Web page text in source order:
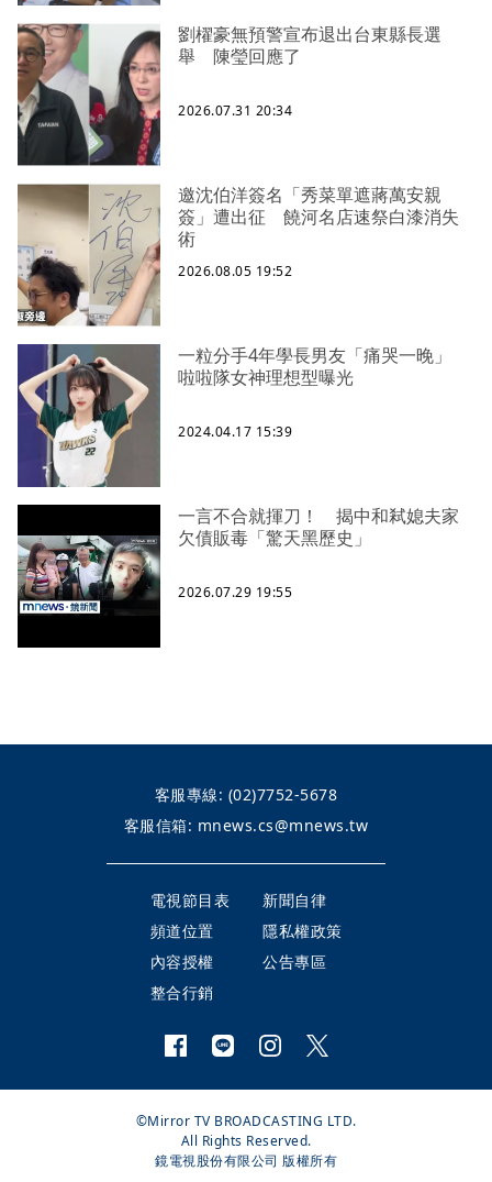
劉櫂豪無預警宣布退出台東縣長選
舉 陳瑩回應了
2026.07.31 20:34
邀沈伯洋簽名「秀菜單遮蔣萬安親
簽」遭出征 饒河名店速祭白漆消失
術
2026.08.05 19:52
一粒分手4年學長男友「痛哭一晚」
啦啦隊女神理想型曝光
2024.04.17 15:39
一言不合就揮刀！ 揭中和弒媳夫家
欠債販毒「驚天黑歷史」
2026.07.29 19:55
客服專線: (02)7752-5678
客服信箱: mnews.cs@mnews.tw
電視節目表
新聞自律
頻道位置
隱私權政策
內容授權
公告專區
整合行銷
©Mirror TV BROADCASTING LTD.
All Rights Reserved.
鏡電視股份有限公司 版權所有